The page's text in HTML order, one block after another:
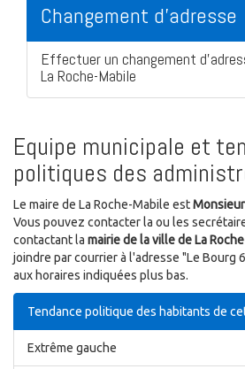
Changement d'adresse
Effectuer un changement
La Roche-Mabile
Equipe municipale et
politiques des
Le maire de La Roche-Mabile est
Vous pouvez contacter la ou les
contactant la mairie de la ville de La
joindre par courrier à l'adresse "Le Bourg
aux horaires indiquées plus bas.
Tendance politique des habitants de
Extrême gauche